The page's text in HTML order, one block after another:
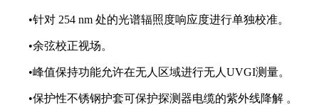
•针对 254 nm 处的光谱辐照度响应度进行单独校准。
•余弦校正视场。
•峰值保持功能允许在无人区域进行无人UVGI测量。
•保护性不锈钢护套可保护探测器电缆的紫外线降解 。